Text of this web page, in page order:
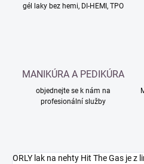
gél laky bez hemi, DI-HEMI, TPO
MANIKÚRA A PEDIKÚRA
objednejte se k nám na
profesionální služby
ORLY lak na nehty Hit The Gas je z